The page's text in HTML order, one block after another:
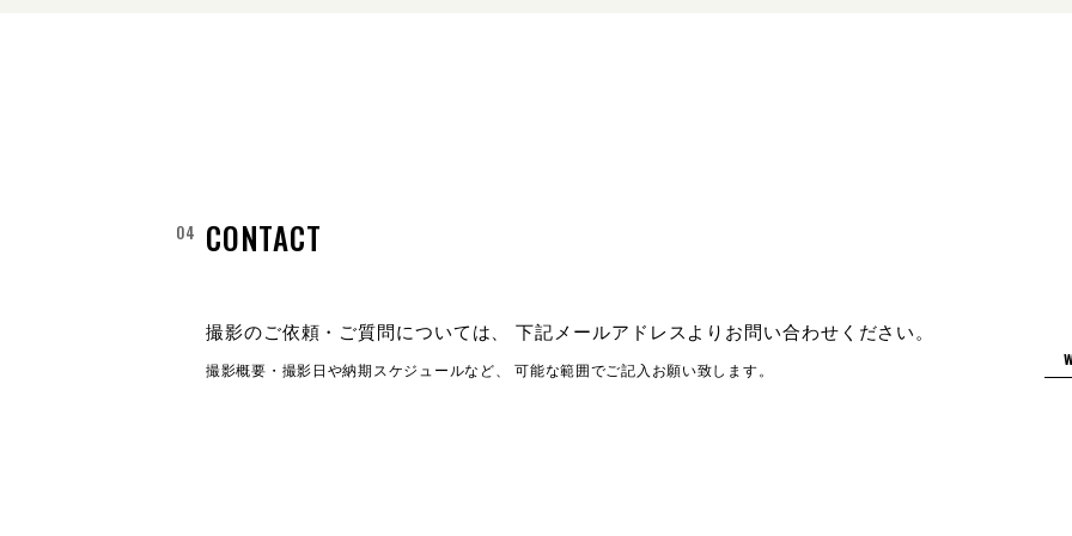
CONTACT
撮影のご依頼・ご質問については、下記メールアドレスよりお問い合わせください。
撮影概要・撮影日や納期スケジュールなど、可能な範囲でご記入お願い致します。